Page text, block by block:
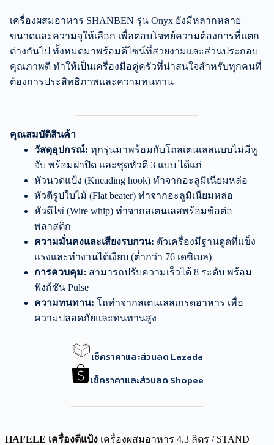
เครื่องผสมอาหาร SHANBEN รุ่น Onyx ยังมีหลากหลาย
ขนาดและความจุให้เลือก เพื่อตอบโจทย์ความต้องการที่แตก
ต่างกันไป ทั้งหมดมาพร้อมดีไซน์ที่สวยงามและส่วนประกอบ
คุณภาพดี ทำให้เป็นเครื่องมือคู่ครัวที่น่าสนใจสำหรับทุกคนที่
ต้องการประสิทธิภาพและความทนทาน
คุณสมบัติสินค้า
วัสดุอุปกรณ์: ทุกรุ่นมาพร้อมกับโถสเตนเลสแบบไม่มีหู
จับ พร้อมฝาปิด และชุดหัวตี 3 แบบ ได้แก่
หัวนวดแป้ง (Kneading hook) ทำจากอะลูมิเนียมหล่อ
หัวตีรูปใบไม้ (Flat beater) ทำจากอะลูมิเนียมหล่อ
หัวตีไข่ (Wire whip) ทำจากสเตนเลสพร้อมข้อต่อ
พลาสติก
ความมั่นคงและเสียงรบกวน: ตัวเครื่องมีฐานดูดที่แข็ง
แรงและทำงานได้เงียบ (ต่ำกว่า 76 เดซิเบล)
การควบคุม: สามารถปรับความเร็วได้ 8 ระดับ พร้อม
ฟังก์ชัน Pulse
ความทนทาน: โถทำจากสเตนเลสเกรดอาหาร เพื่อ
ความปลอดภัยและทนทานสูง
เช็คราคาและส่วนลด Lazada
เช็คราคาและส่วนลด Shopee
HAFELE เครื่องตีแป้ง เครื่องผสมอาหาร 4.3 ลิตร / STAND